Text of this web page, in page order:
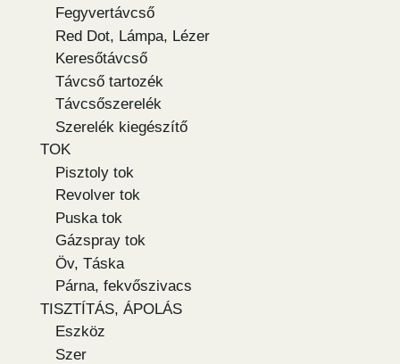
Fegyvertávcső
Red Dot, Lámpa, Lézer
Keresőtávcső
Távcső tartozék
Távcsőszerelék
Szerelék kiegészítő
TOK
Pisztoly tok
Revolver tok
Puska tok
Gázspray tok
Öv, Táska
Párna, fekvőszivacs
TISZTÍTÁS, ÁPOLÁS
Eszköz
Szer